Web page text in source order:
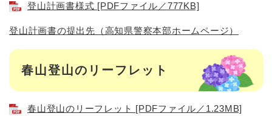
登山計画書様式 [PDFファイル／777KB]
登山計画書の提出先（高知県警察本部ホームページ）
春山登山のリーフレット
春山登山のリーフレット [PDFファイル／1.23MB]